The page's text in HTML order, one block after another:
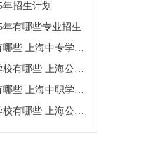
招生计划
年有哪些专业招生
2025上海中专学校有哪些 上海中专学校名单一览表
2025上海公办中专学校有哪些 上海公办中专学校名单一览表
2025上海中职学校有哪些 上海中职学校名单一览表
2025上海公办中职学校有哪些 上海公办中职学校名单一览表